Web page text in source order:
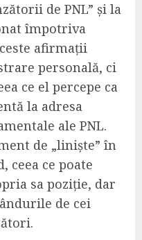
de PNL” și la
împotriva
afirmații
personală, ci
ce el percepe ca
la adresa
ale PNL.
de „liniște” în
ceea ce poate
sa poziție, dar
de cei